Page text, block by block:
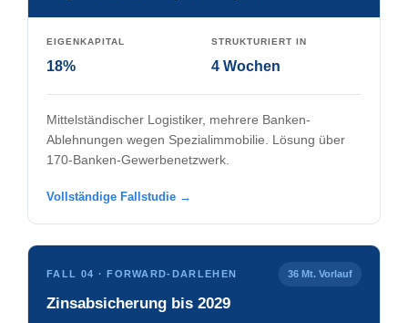
EIGENKAPITAL
18%
STRUKTURIERT IN
4 Wochen
Mittelständischer Logistiker, mehrere Banken-
Ablehnungen wegen Spezialimmobilie. Lösung über
170-Banken-Gewerbenetzwerk.
Vollständige Fallstudie →
FALL 04 · FORWARD-DARLEHEN 36 Mt. Vorlauf
Zinsabsicherung bis 2029